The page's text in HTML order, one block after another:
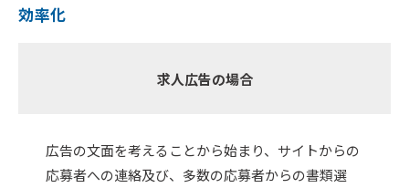
効率化
求人広告の場合
広告の文面を考えることから始まり、サイトからの
応募者への連絡及び、多数の応募者からの書類選